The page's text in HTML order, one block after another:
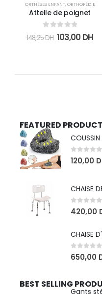
ORTHÈSES ENFANT,ORTHOPÉDIE
Attelle de poignet
sur 5
148,25DH 103,00 DH
FEATURED
COUSSIN
0sur 5
120,00
CHAISE
0 sur 5
420,00
CHAISE
0 sur 5
650,00
BEST SELLING
Gants